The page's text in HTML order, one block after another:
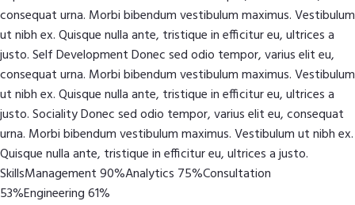
consequat urna. Morbi bibendum vestibulum maximus. Vestibulum
ut nibh ex. Quisque nulla ante, tristique in efficitur eu, ultrices a
justo. Self Development Donec sed odio tempor, varius elit eu,
consequat urna. Morbi bibendum vestibulum maximus. Vestibulum
ut nibh ex. Quisque nulla ante, tristique in efficitur eu, ultrices a
justo. Sociality Donec sed odio tempor, varius elit eu, consequat
urna. Morbi bibendum vestibulum maximus. Vestibulum ut nibh ex.
Quisque nulla ante, tristique in efficitur eu, ultrices a justo.
SkillsManagement 90%Analytics 75%Consultation
53%Engineering 61%